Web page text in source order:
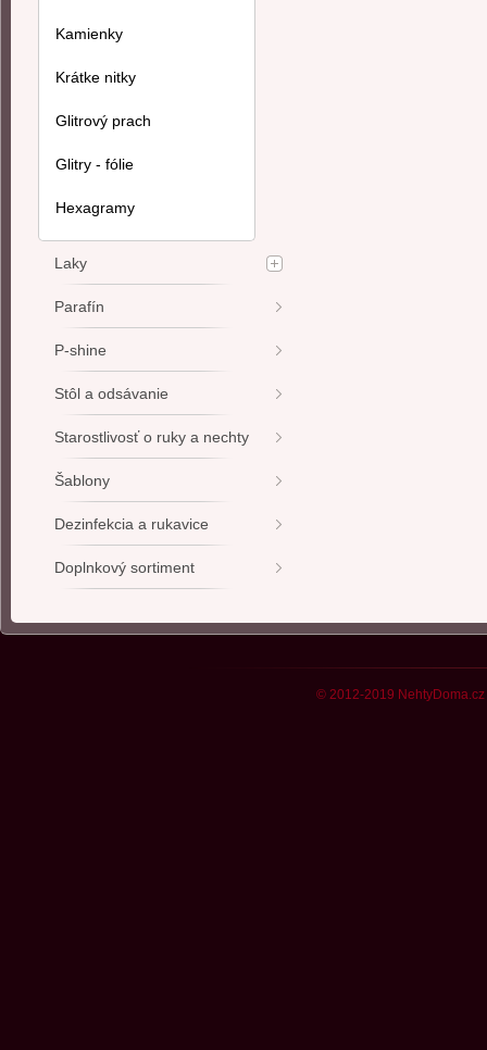
Kamienky
Krátke nitky
Glitrový prach
Glitry - fólie
Hexagramy
Laky
Parafín
P-shine
Stôl a odsávanie
Starostlivosť o ruky a nechty
Šablony
Dezinfekcia a rukavice
Doplnkový sortiment
© 2012-2019